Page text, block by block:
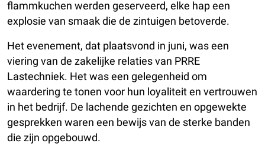
flammkuchen werden geserveerd, elke hap een
explosie van smaak die de zintuigen betoverde.
Het evenement, dat plaatsvond in juni, was een
viering van de zakelijke relaties van PRRE
Lastechniek. Het was een gelegenheid om
waardering te tonen voor hun loyaliteit en vertrouwen
in het bedrijf. De lachende gezichten en opgewekte
gesprekken waren een bewijs van de sterke banden
die zijn opgebouwd.